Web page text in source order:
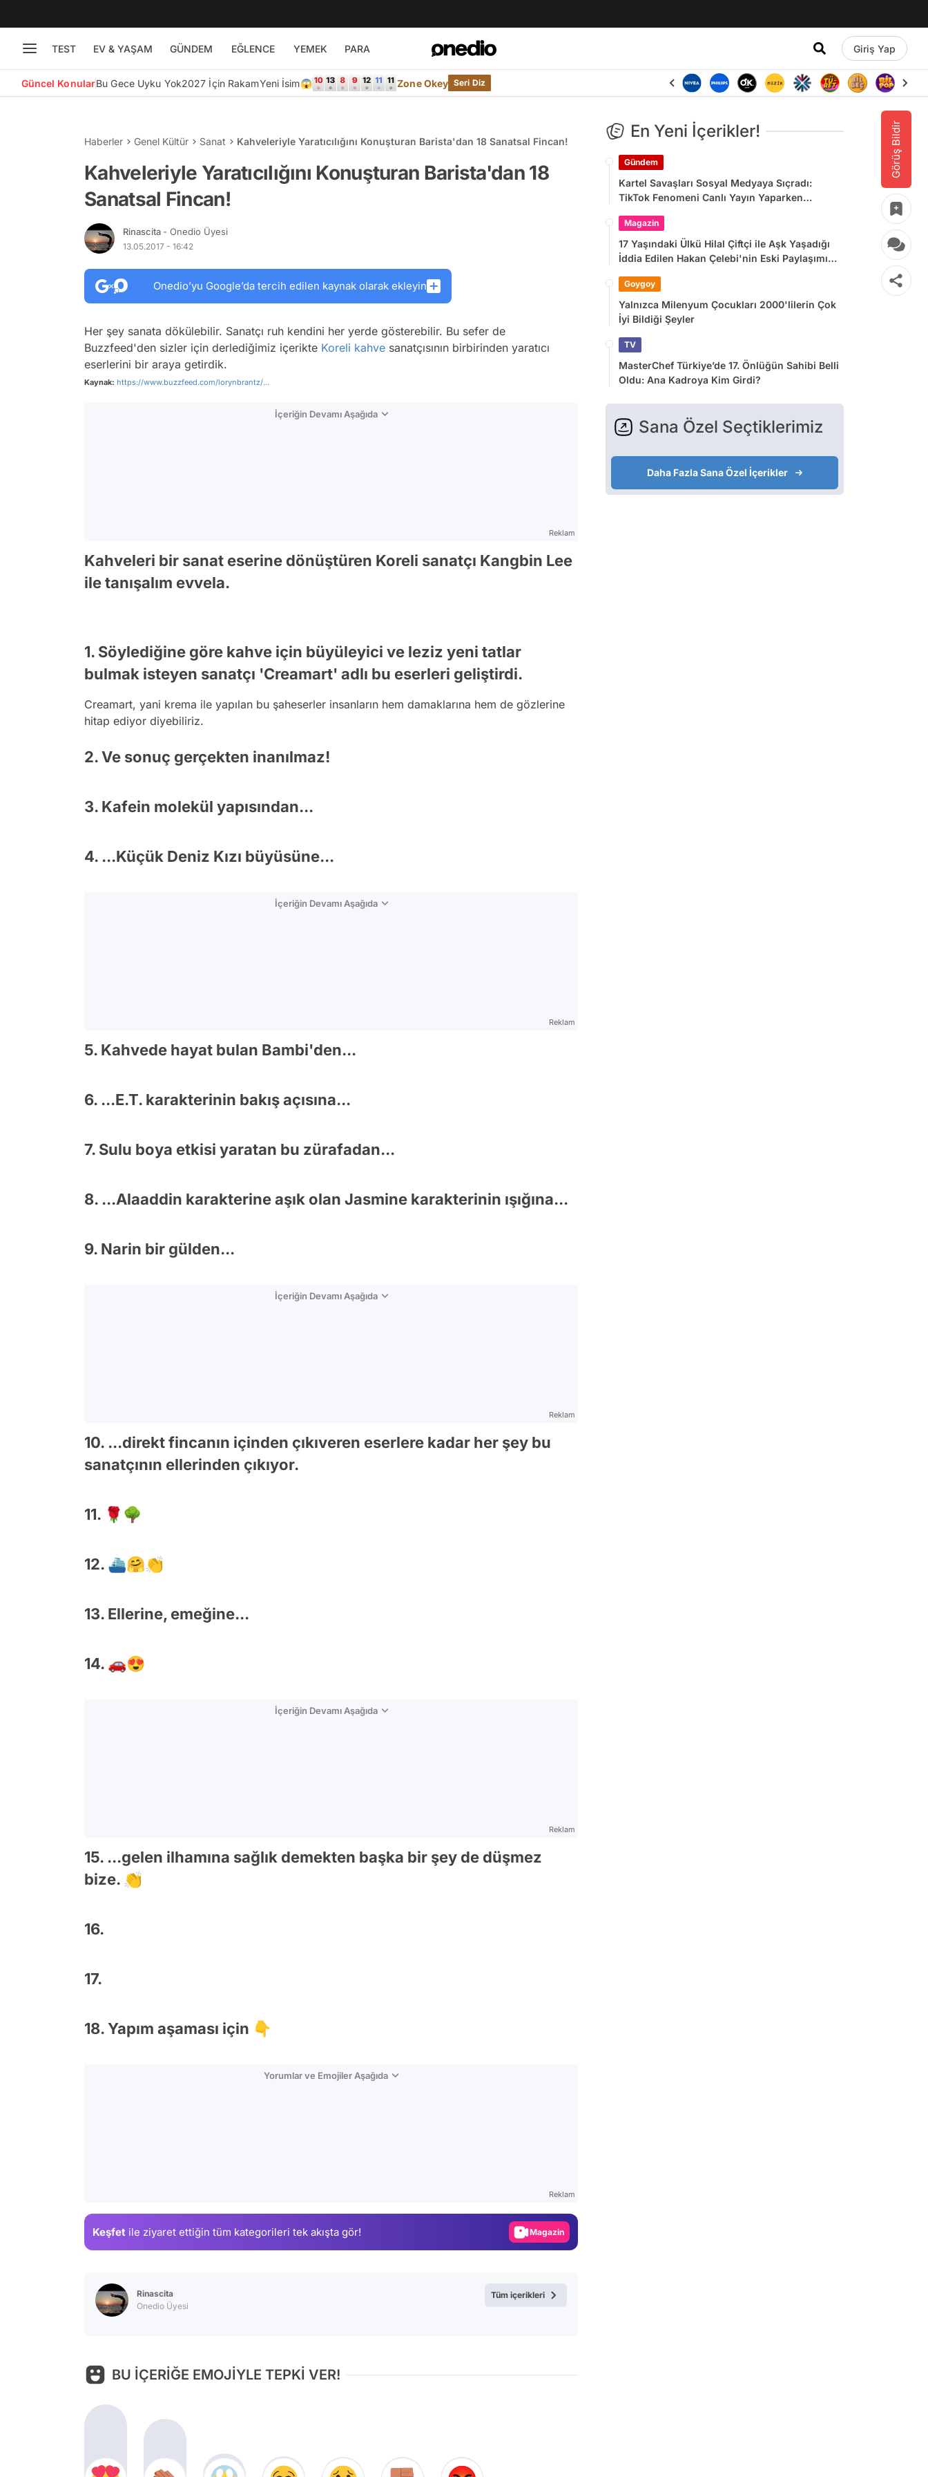
TEST EV & YAŞAM GÜNDEM EĞLENCE YEMEK PARA Giriş Yap
Güncel KonularBu Gece Uyku Yok2027 İçin RakamYeni İsim😱 Zone Okey Seri Diz
Görüş Bildir
Haberler Genel Kültür Sanat Kahveleriyle Yaratıcılığını Konuşturan Barista'dan 18 Sanatsal Fincan!
Kahveleriyle Yaratıcılığını Konuşturan Barista'dan 18
Sanatsal Fincan!
Rinascita - Onedio Üyesi
13.05.2017 - 16:42
Onedio’yu Google’da tercih edilen kaynak olarak ekleyin
Her şey sanata dökülebilir. Sanatçı ruh kendini her yerde gösterebilir. Bu sefer de
Buzzfeed'den sizler için derlediğimiz içerikte Koreli kahve sanatçısının birbirinden yaratıcı
eserlerini bir araya getirdik.
Kaynak: https://www.buzzfeed.com/lorynbrantz/...
İçeriğin Devamı Aşağıda
Reklam
Kahveleri bir sanat eserine dönüştüren Koreli sanatçı Kangbin Lee
ile tanışalım evvela.
1. Söylediğine göre kahve için büyüleyici ve leziz yeni tatlar
bulmak isteyen sanatçı 'Creamart' adlı bu eserleri geliştirdi.
Creamart, yani krema ile yapılan bu şaheserler insanların hem damaklarına hem de gözlerine
hitap ediyor diyebiliriz.
2. Ve sonuç gerçekten inanılmaz!
3. Kafein molekül yapısından...
4. ...Küçük Deniz Kızı büyüsüne...
İçeriğin Devamı Aşağıda
Reklam
5. Kahvede hayat bulan Bambi'den...
6. ...E.T. karakterinin bakış açısına...
7. Sulu boya etkisi yaratan bu zürafadan...
8. ...Alaaddin karakterine aşık olan Jasmine karakterinin ışığına...
9. Narin bir gülden...
İçeriğin Devamı Aşağıda
Reklam
10. ...direkt fincanın içinden çıkıveren eserlere kadar her şey bu
sanatçının ellerinden çıkıyor.
11. 🌹🌳
12. ⛴🤗👏
13. Ellerine, emeğine...
14. 🚗😍
İçeriğin Devamı Aşağıda
Reklam
15. ...gelen ilhamına sağlık demekten başka bir şey de düşmez
bize. 👏
16.
17.
18. Yapım aşaması için 👇
Yorumlar ve Emojiler Aşağıda
Reklam
Keşfet ile ziyaret ettiğin tüm kategorileri tek akışta gör! Magazin
Rinascita
Onedio Üyesi
Tüm içerikleri
BU İÇERİĞE EMOJİYLE TEPKİ VER!
En Yeni İçerikler!
Gündem
Kartel Savaşları Sosyal Medyaya Sıçradı:
TikTok Fenomeni Canlı Yayın Yaparken
Magazin
17 Yaşındaki Ülkü Hilal Çiftçi ile Aşk Yaşadığı
İddia Edilen Hakan Çelebi'nin Eski Paylaşımı
Goygoy
Yalnızca Milenyum Çocukları 2000'lilerin Çok
İyi Bildiği Şeyler
TV
MasterChef Türkiye’de 17. Önlüğün Sahibi Belli
Oldu: Ana Kadroya Kim Girdi?
Sana Özel Seçtiklerimiz
Daha Fazla Sana Özel İçerikler